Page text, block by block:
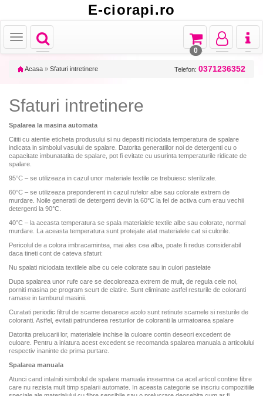
E-ciorapi.ro
Toggle
navigation
Toggle
Toggle
navigation
Toggle
navigation
Toggle
navigation
0
Acasa » Sfaturi intretinere Telefon: 0371236352
Sfaturi intretinere
Spalarea la masina automata
Cititi cu atentie eticheta produsului si nu depasiti niciodata temperatura de spalare
indicata in simbolul vasului de spalare. Datorita generatiilor noi de detergenti cu o
capacitate imbunatatita de spalare, pot fi evitate cu usurinta temperaturile ridicate de
spalare.
95°C – se utilizeaza in cazul unor materiale textile ce trebuiesc sterilizate.
60°C – se utilizeaza preponderent in cazul rufelor albe sau colorate extrem de
murdare. Noile generatii de detergenti devin la 60°C la fel de activa cum erau vechii
detergenti la 90°C.
40°C – la aceasta temperatura se spala materialele textile albe sau colorate, normal
murdare. La aceasta temperatura sunt protejate atat materialele cat si culorile.
Pericolul de a colora imbracamintea, mai ales cea alba, poate fi redus considerabil
daca tineti cont de cateva sfaturi:
Nu spalati niciodata textilele albe cu cele colorate sau in culori pastelate
Dupa spalarea unor rufe care se decoloreaza extrem de mult, de regula cele noi,
porniti masina pe program scurt de clatire. Sunt eliminate astfel resturile de coloranti
ramase in tamburul masinii.
Curatati periodic filtrul de scame deoarece acolo sunt retinute scamele si resturile de
coloranti. Astfel, evitati patrunderea resturilor de coloranti la urmatoarea spalare
Datorita prelucarii lor, materialele inchise la culoare contin deseori excedent de
culoare. Pentru a inlatura acest excedent se recomanda spalarea manuala a articolului
respectiv inaninte de prima purtare.
Spalarea manuala
Atunci cand intalniti simbolul de spalare manuala inseamna ca acel articol contine fibre
care nu rezista mult timp spalarii automate. In aceasta categorie se inscriu compozitiile